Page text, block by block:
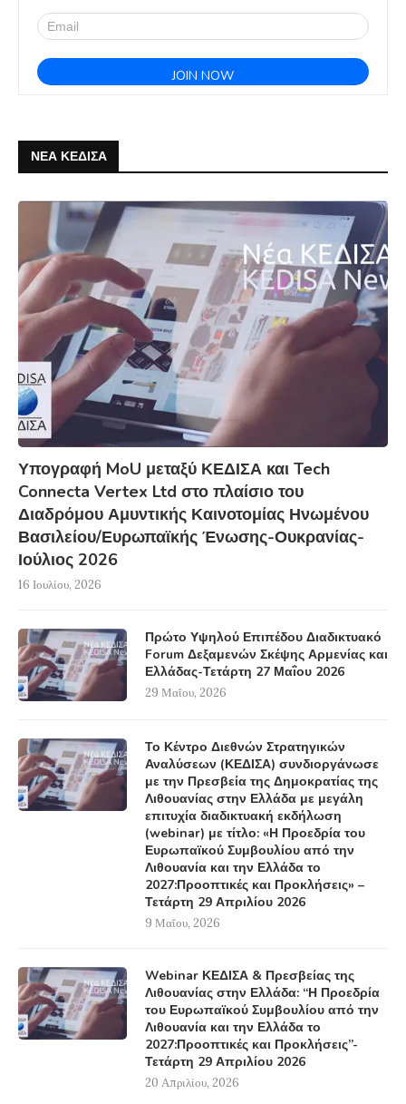
ΝΕΑ ΚΕΔΙΣΑ
Υπογραφή MoU μεταξύ ΚΕΔΙΣΑ και Tech
Connecta Vertex Ltd στο πλαίσιο του
Διαδρόμου Αμυντικής Καινοτομίας Ηνωμένου
Βασιλείου/Ευρωπαϊκής Ένωσης-Ουκρανίας-
Ιούλιος 2026
16 Ιουλίου, 2026
Πρώτο Υψηλού Επιπέδου Διαδικτυακό
Forum Δεξαμενών Σκέψης Αρμενίας και
Ελλάδας-Τετάρτη 27 Μαΐου 2026
29 Μαΐου, 2026
Το Κέντρο Διεθνών Στρατηγικών
Αναλύσεων (ΚΕΔΙΣΑ) συνδιοργάνωσε
με την Πρεσβεία της Δημοκρατίας της
Λιθουανίας στην Ελλάδα με μεγάλη
επιτυχία διαδικτυακή εκδήλωση
(webinar) με τίτλο: «Η Προεδρία του
Ευρωπαϊκού Συμβουλίου από την
Λιθουανία και την Ελλάδα το
2027:Προοπτικές και Προκλήσεις» –
Τετάρτη 29 Απριλίου 2026
9 Μαΐου, 2026
Webinar ΚΕΔΙΣΑ & Πρεσβείας της
Λιθουανίας στην Ελλάδα: “Η Προεδρία
του Ευρωπαϊκού Συμβουλίου από την
Λιθουανία και την Ελλάδα το
2027:Προοπτικές και Προκλήσεις”-
Τετάρτη 29 Απριλίου 2026
20 Απριλίου, 2026